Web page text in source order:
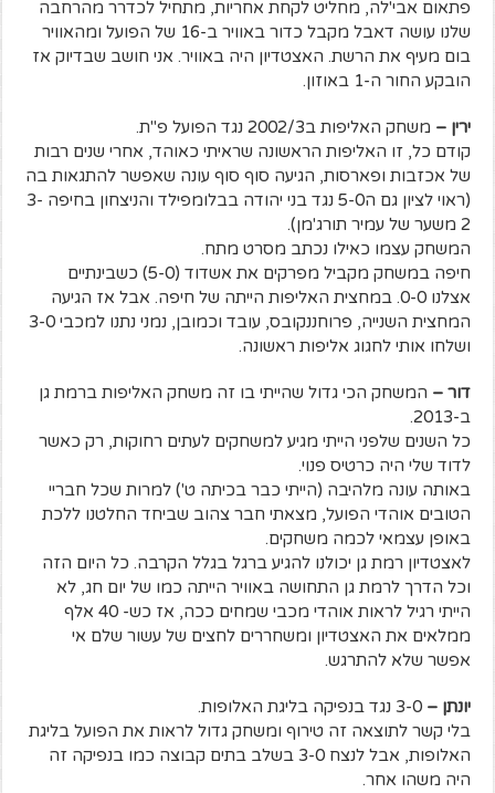
פתאום אבי'לה, מחליט לקחת אחריות, מתחיל לכדרר מהרחבה
שלנו עושה דאבל מקבל כדור באוויר ב-16 של הפועל ומהאוויר
בום מעיף את הרשת. האצטדיון היה באוויר. אני חושב שבדיוק אז
הובקע החור ה-1 באוזון.
ירין – משחק האליפות ב2002/3 נגד הפועל פ"ת.
קודם כל, זו האליפות הראשונה שראיתי כאוהד, אחרי שנים רבות
של אכזבות ופארסות, הגיעה סוף סוף עונה שאפשר להתגאות בה
(ראוי לציון גם ה5-0 נגד בני יהודה בבלומפילד והניצחון בחיפה 3-
2 משער של עמיר תורג'מן).
המשחק עצמו כאילו נכתב מסרט מתח.
חיפה במשחק מקביל מפרקים את אשדוד (5-0) כשבינתיים
אצלנו 0-0. במחצית האליפות הייתה של חיפה. אבל אז הגיעה
המחצית השנייה, פרוחננקובס, עובד וכמובן, נמני נתנו למכבי 3-0
ושלחו אותי לחגוג אליפות ראשונה.
דור – המשחק הכי גדול שהייתי בו זה משחק האליפות ברמת גן
ב-2013.
כל השנים שלפני הייתי מגיע למשחקים לעתים רחוקות, רק כאשר
לדוד שלי היה כרטיס פנוי.
באותה עונה מלהיבה (הייתי כבר בכיתה ט') למרות שכל חבריי
הטובים אוהדי הפועל, מצאתי חבר צהוב שביחד החלטנו ללכת
באופן עצמאי לכמה משחקים.
לאצטדיון רמת גן יכולנו להגיע ברגל בגלל הקרבה. כל היום הזה
וכל הדרך לרמת גן התחושה באוויר הייתה כמו של יום חג, לא
הייתי רגיל לראות אוהדי מכבי שמחים ככה, אז כש- 40 אלף
ממלאים את האצטדיון ומשחררים לחצים של עשור שלם אי
אפשר שלא להתרגש.
יונתן –3-0 נגד בנפיקה בליגת האלופות.
בלי קשר לתוצאה זה טירוף ומשחק גדול לראות את הפועל בליגת
האלופות, אבל לנצח 3-0 בשלב בתים קבוצה כמו בנפיקה זה
היה משהו אחר.